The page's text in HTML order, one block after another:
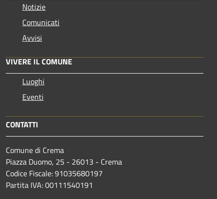
Notizie
Comunicati
Avvisi
VIVERE IL COMUNE
Luoghi
Eventi
CONTATTI
Comune di Crema
Piazza Duomo, 25 - 26013 - Crema
Codice Fiscale: 91035680197
Partita IVA: 00111540191